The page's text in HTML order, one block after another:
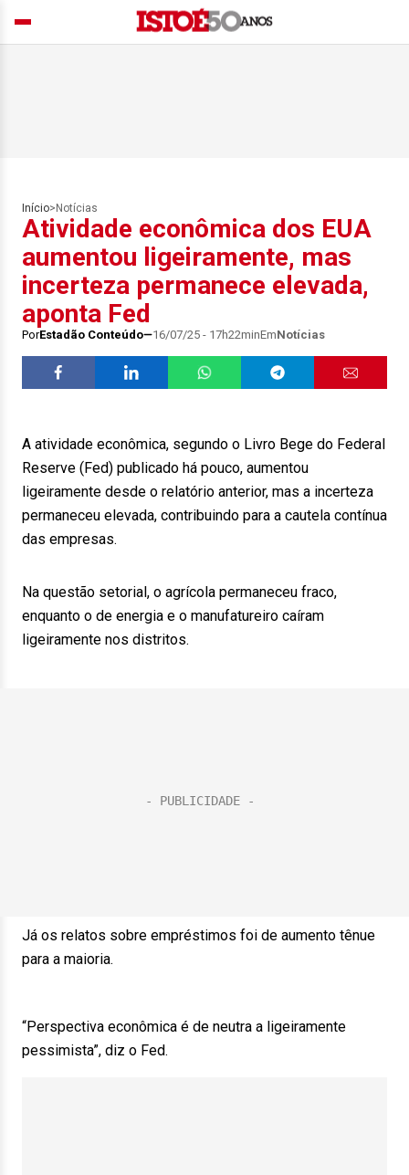
Início> Notícias
Atividade econômica dos EUA
aumentou ligeiramente, mas
incerteza permanece elevada,
aponta Fed
PorEstadão Conteúdo 16/07/25 - 17h22minEmNotícias
A atividade econômica, segundo o Livro Bege do Federal
Reserve (Fed) publicado há pouco, aumentou
ligeiramente desde o relatório anterior, mas a incerteza
permaneceu elevada, contribuindo para a cautela contínua
das empresas.
Na questão setorial, o agrícola permaneceu fraco,
enquanto o de energia e o manufatureiro caíram
ligeiramente nos distritos.
Já os relatos sobre empréstimos foi de aumento tênue
para a maioria.
“Perspectiva econômica é de neutra a ligeiramente
pessimista”, diz o Fed.